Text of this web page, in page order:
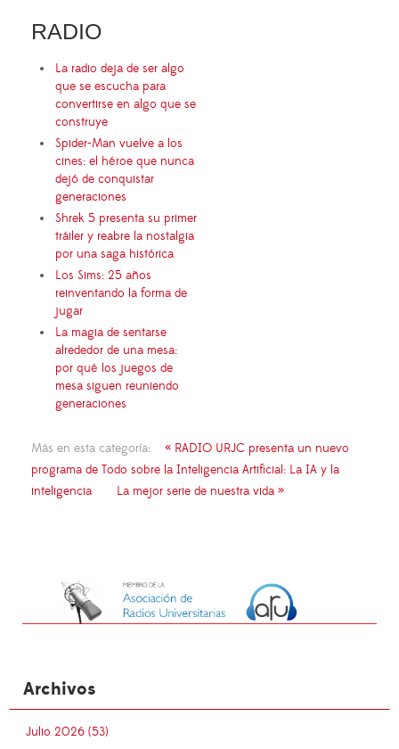
RADIO
La radio deja de ser algo
que se escucha para
convertirse en algo que se
construye
Spider-Man vuelve a los
cines: el héroe que nunca
dejó de conquistar
generaciones
Shrek 5 presenta su primer
tráiler y reabre la nostalgia
por una saga histórica
Los Sims: 25 años
reinventando la forma de
jugar
La magia de sentarse
alrededor de una mesa:
por qué los juegos de
mesa siguen reuniendo
generaciones
Más en esta categoría:
« RADIO URJC presenta un nuevo
programa de Todo sobre la Inteligencia Artificial: La IA y la
inteligencia
La mejor serie de nuestra vida »
Archivos
Julio 2026 (53)